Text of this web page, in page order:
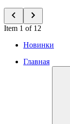
Item 1 of 12
Новинки
Главная